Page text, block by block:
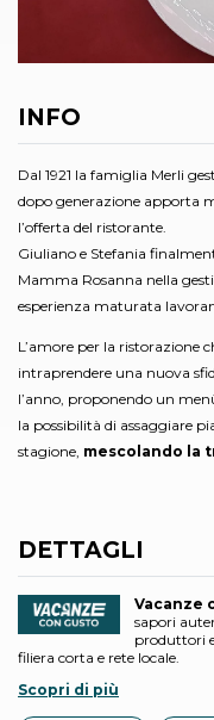
INFO
Dal 1921 la famiglia Merli
dopo generazione apporta
l’offerta del ristorante.
Giuliano e Stefania
Mamma Rosanna nella
esperienza maturata
L’amore per la ristorazione
intraprendere una nuova
l’anno, proponendo un
la possibilità di assaggiare
stagione, mescolando la
DETTAGLI
Vacanze
sapori
produttori
filiera corta e rete locale.
Scopri di più